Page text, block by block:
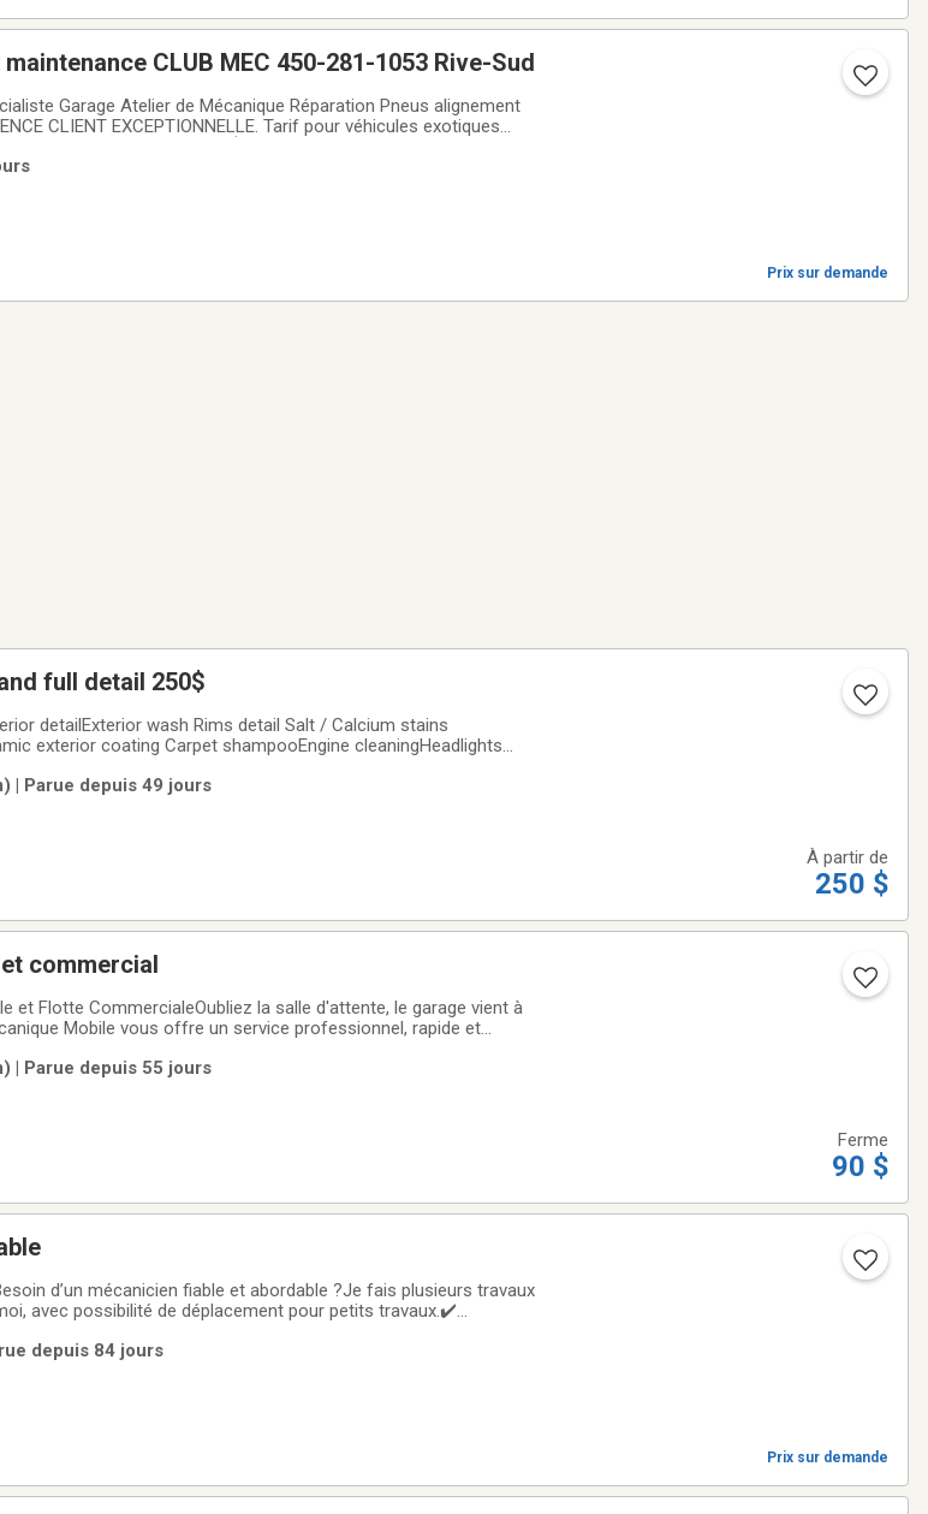
CLUB MEC 450-281-1053 Rive-Sud
Garage Atelier de Mécanique Réparation Pneus alignement
CLIENT EXCEPTIONNELLE. Tarif pour véhicules exotiques
Porsche BMW MINI
Prix sur demande
full detail 250$
detailExterior wash Rims detail Salt / Calcium stains
exterior coating Carpet shampooEngine cleaningHeadlights
| Parue depuis 49 jours
À partir de
250 $
commercial
et Flotte Commerciale​Oubliez la salle d'attente, le garage vient à
Mobile vous offre un service professionnel, rapide et
| Parue depuis 55 jours
Ferme
90 $
d’un mécanicien fiable et abordable ?Je fais plusieurs travaux
avec possibilité de déplacement pour petits travaux.✔️
depuis 84 jours
Prix sur demande